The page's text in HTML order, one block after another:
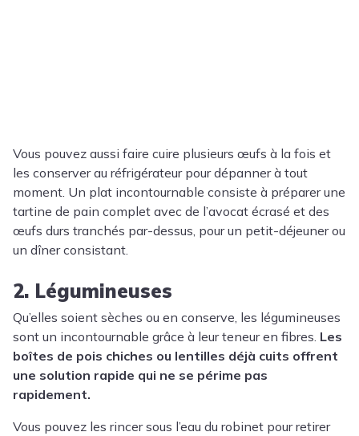
Vous pouvez aussi faire cuire plusieurs œufs à la fois et
les conserver au réfrigérateur pour dépanner à tout
moment. Un plat incontournable consiste à préparer une
tartine de pain complet avec de l’avocat écrasé et des
œufs durs tranchés par-dessus, pour un petit-déjeuner ou
un dîner consistant.
2. Légumineuses
Qu’elles soient sèches ou en conserve, les légumineuses
sont un incontournable grâce à leur teneur en fibres. Les
boîtes de pois chiches ou lentilles déjà cuits offrent
une solution rapide qui ne se périme pas
rapidement.
Vous pouvez les rincer sous l’eau du robinet pour retirer